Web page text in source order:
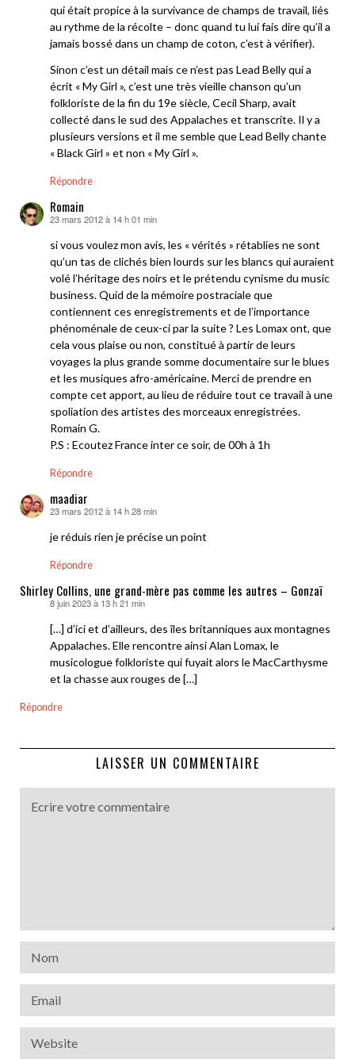
qui était propice à la survivance de champs de travail, liés
au rythme de la récolte – donc quand tu lui fais dire qu’il a
jamais bossé dans un champ de coton, c’est à vérifier).
Sinon c’est un détail mais ce n’est pas Lead Belly qui a
écrit « My Girl », c’est une très vieille chanson qu’un
folkloriste de la fin du 19e siècle, Cecil Sharp, avait
collecté dans le sud des Appalaches et transcrite. Il y a
plusieurs versions et il me semble que Lead Belly chante
« Black Girl » et non « My Girl ».
Répondre
Romain
dit :
23 mars 2012 à 14 h 01 min
si vous voulez mon avis, les « vérités » rétablies ne sont
qu’un tas de clichés bien lourds sur les blancs qui auraient
volé l’héritage des noirs et le prétendu cynisme du music
business. Quid de la mémoire postraciale que
contiennent ces enregistrements et de l’importance
phénoménale de ceux-ci par la suite ? Les Lomax ont, que
cela vous plaise ou non, constitué à partir de leurs
voyages la plus grande somme documentaire sur le blues
et les musiques afro-américaine. Merci de prendre en
compte cet apport, au lieu de réduire tout ce travail à une
spoliation des artistes des morceaux enregistrées.
Romain G.
P.S : Ecoutez France inter ce soir, de 00h à 1h
Répondre
maadiar
dit :
23 mars 2012 à 14 h 28 min
je réduis rien je précise un point
Répondre
Shirley Collins, une grand-mère pas comme les autres – Gonzaï
8 juin 2023 à 13 h 21 min
[…] d’ici et d’ailleurs, des îles britanniques aux montagnes
Appalaches. Elle rencontre ainsi Alan Lomax, le
musicologue folkloriste qui fuyait alors le MacCarthysme
et la chasse aux rouges de […]
Répondre
LAISSER UN COMMENTAIRE